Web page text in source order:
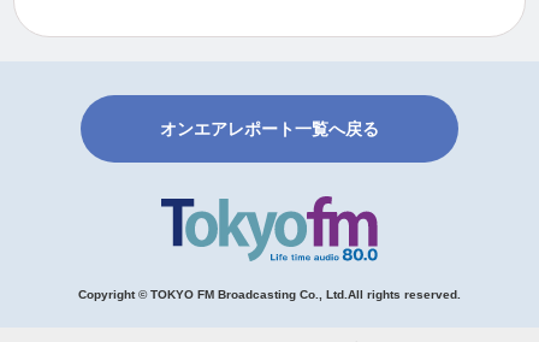
オンエアレポート一覧へ戻る
Copyright © TOKYO FM Broadcasting Co., Ltd.All rights reserved.